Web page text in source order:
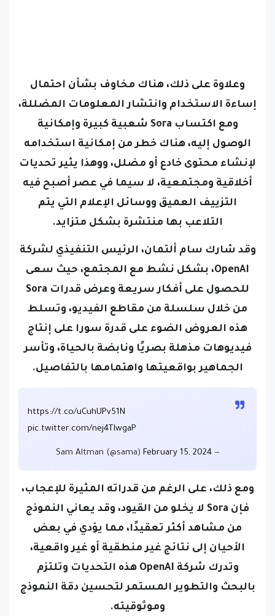
وعلاوة على ذلك، هناك مخاوف بشأن احتمال
إساءة الاستخدام وانتشار المعلومات المضللة،
ومع اكتساب Sora شعبية كبيرة وإمكانية
الوصول إليه، هناك خطر من إمكانية استخدامه
لإنشاء محتوى خادع أو مضلل، ووهذا يثير تحديات
أخلاقية ومجتمعية، لا سيما في عصر أصبح فيه
التزييف العميق ووسائل الإعلام التي يتم
التلاعب بها منتشرة بشكل متزايد.
وقد شارك سام ألتمان، الرئيس التنفيذي لشركة
OpenAI، بشكل نشط مع المجتمع، حيث سعى
للحصول على أفكار سريعة وعرض قدرات Sora
من خلال سلسلة من مقاطع الفيديو، وتسلط
هذه العروض الضوء على قدرة سورا على إنتاج
فيديوهات مذهلة بصريًا ونابضة بالحياة، وتأسر
الجماهير بواقعيتها واهتمامها بالتفاصيل.
https://t.co/uCuhUPv51N
pic.twitter.com/nej4TIwgaP
— Sam Altman (@sama)
February 15, 2024
ومع ذلك، على الرغم من قدراته المثيرة للإعجاب،
فإن Sora لا يخلو من القيود، وقد يعاني النموذج
من مشاهد أكثر تعقيدًا، مما يؤدي في بعض
الأحيان إلى نتائج غير منطقية أو غير واقعية،
وتدرك شركة OpenAI هذه التحديات وتلتزم
بالبحث والتطوير المستمر لتحسين دقة النموذج
وموثوقيته.